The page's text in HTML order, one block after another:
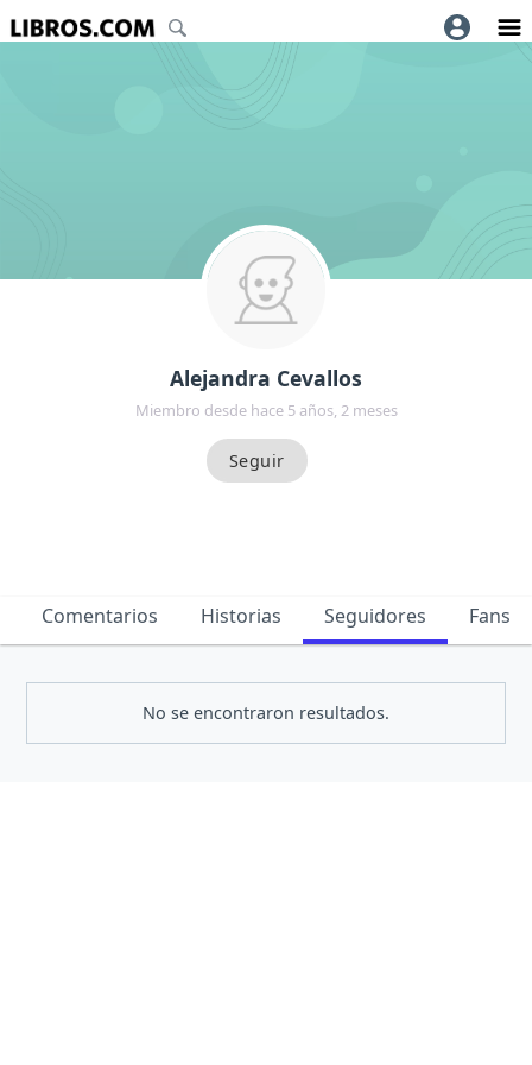
Alejandra Cevallos
Miembro desde hace 5 años, 2 meses
Comentarios Historias Seguidores Fans
No se encontraron resultados.